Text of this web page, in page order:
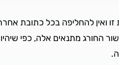
ואין להחליפה בכל כתובת
החורג מתנאים אלה, כפי